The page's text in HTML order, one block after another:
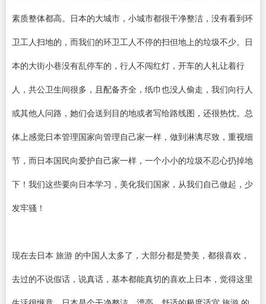
素质整体都高。日本的大城市，小城市都很干净整洁，没有看到环
卫工人扫地的，而我们的环卫工人不停的扫但地上的垃圾不少。日
本的大街小巷没有乱停车的，行人不闯红灯，开车的人礼让着行
人，共公卫生间很多，且配备齐全，纸巾也没人偷走，我们向行人
或其他人问路，她们会送到目的地或者写给路线图，还很热忱。总
体上感觉日本管理国家向管理自己家一样，做到淋漓尽致，重视细
节，而日本国民向爱护自己家一样，一个小小的垃圾不忍心扔掉地
下！我们这些要向日本学习，美化我们国家，从我们自己做起，少
发牢骚！
现在去日本 旅游 的中国人太多了，大部分都是赞美，都很喜欢，
去过的不说假话，说真话，基本都能真切的喜欢上日本，觉得这里